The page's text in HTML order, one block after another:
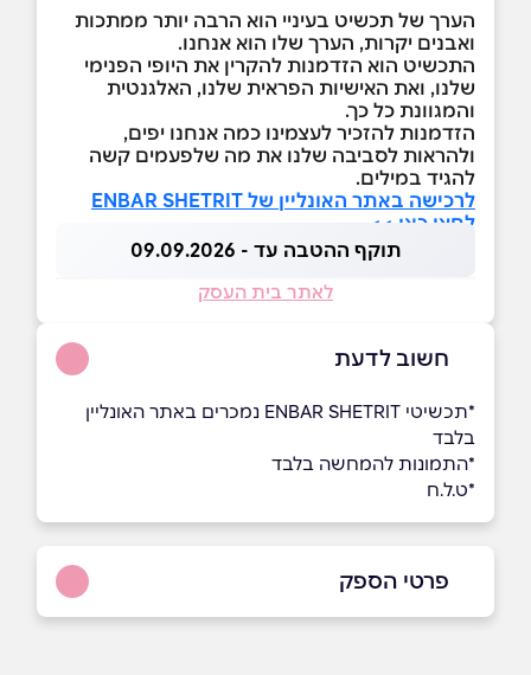
הערך של תכשיט בעיניי הוא הרבה יותר ממתכות
ואבנים יקרות, הערך שלו הוא אנחנו.
התכשיט הוא הזדמנות להקרין את היופי הפנימי
שלנו, ואת האישיות הפראית שלנו, האלגנטית
והמגוונת כל כך.
הזדמנות להזכיר לעצמינו כמה אנחנו יפים,
ולהראות לסביבה שלנו את מה שלפעמים קשה
להגיד במילים.
לרכישה באתר האונליין של ENBAR SHETRIT
לחצו כאן >>
תוקף ההטבה עד - 09.09.2026
לאתר בית העסק
חשוב לדעת
ָ*תכשיטי ENBAR SHETRIT נמכרים באתר האונליין
בלבד
*התמונות להמחשה בלבד
*ט.ל.ח
פרטי הספק